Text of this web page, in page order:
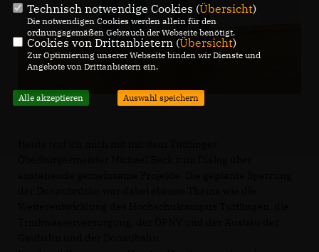
Technisch notwendige Cookies (Übersicht)
Die notwendigen Cookies werden allein für den
ordnungsgemäßen Gebrauch der Webseite benötigt.
Cookies von Drittanbietern (Übersicht)
Zur Optimierung unserer Webseite binden wir Dienste und
Angebote von Drittanbietern ein.
Alle akzeptieren Auswahl speichern